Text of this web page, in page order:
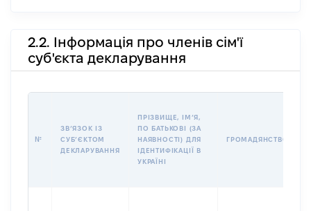
2.2. Інформація про членів сім'ї
суб'єкта декларування
№
ЗВʼЯЗОК ІЗ
СУБʼЄКТОМ
ДЕКЛАРУВАННЯ
ПРІЗВИЩЕ, ІМʼЯ,
ПО БАТЬКОВІ (ЗА
НАЯВНОСТІ) ДЛЯ
ІДЕНТИФІКАЦІЇ В
УКРАЇНІ
ГРОМАДЯНСТВО